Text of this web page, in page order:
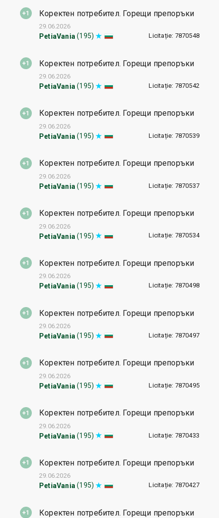
Коректен потребител. Горещи препоръки
PetiaVania (195) Licitație: 7870548
29.06.2026
Коректен потребител. Горещи препоръки
PetiaVania (195) Licitație: 7870542
29.06.2026
Коректен потребител. Горещи препоръки
PetiaVania (195) Licitație: 7870539
29.06.2026
Коректен потребител. Горещи препоръки
PetiaVania (195) Licitație: 7870537
29.06.2026
Коректен потребител. Горещи препоръки
PetiaVania (195) Licitație: 7870534
29.06.2026
Коректен потребител. Горещи препоръки
PetiaVania (195) Licitație: 7870498
29.06.2026
Коректен потребител. Горещи препоръки
PetiaVania (195) Licitație: 7870497
29.06.2026
Коректен потребител. Горещи препоръки
PetiaVania (195) Licitație: 7870495
29.06.2026
Коректен потребител. Горещи препоръки
PetiaVania (195) Licitație: 7870433
29.06.2026
Коректен потребител. Горещи препоръки
PetiaVania (195) Licitație: 7870427
29.06.2026
Коректен потребител. Горещи препоръки